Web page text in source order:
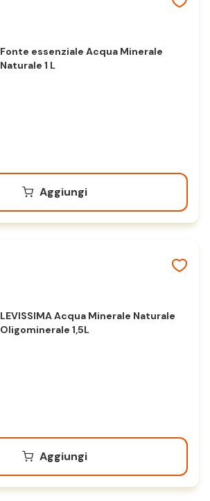
Fonte essenziale Acqua Minerale
Naturale 1 L
Aggiungi
LEVISSIMA Acqua Minerale Naturale
Oligominerale 1,5L
Aggiungi